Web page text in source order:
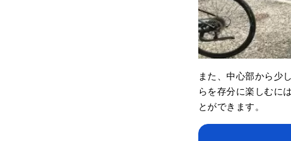
また、中心部から少
らを存分に楽しむに
とができます。